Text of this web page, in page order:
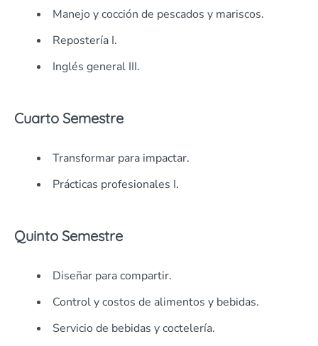
Manejo y cocción de pescados y mariscos.
Repostería I.
Inglés general III.
Cuarto Semestre
Transformar para impactar.
Prácticas profesionales I.
Quinto Semestre
Diseñar para compartir.
Control y costos de alimentos y bebidas.
Servicio de bebidas y coctelería.